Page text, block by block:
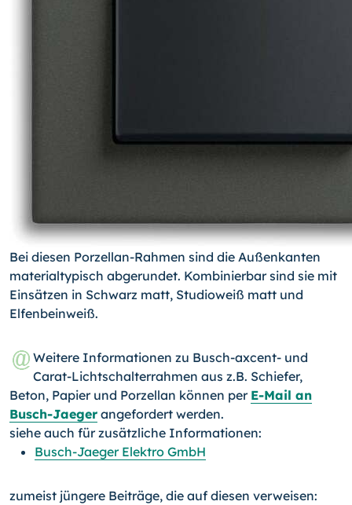
Bei diesen Porzellan-Rahmen sind die Außenkanten
materialtypisch abgerundet. Kombinierbar sind sie mit
Einsätzen in Schwarz matt, Studioweiß matt und
Elfenbeinweiß.
Weitere Informationen zu Busch-axcent- und
Carat-Lichtschalterrahmen aus z.B. Schiefer,
Beton, Papier und Porzellan können per E-Mail an
Busch-Jaeger angefordert werden.
siehe auch für zusätzliche Informationen:
Busch-Jaeger Elektro GmbH
zumeist jüngere Beiträge, die auf diesen verweisen: